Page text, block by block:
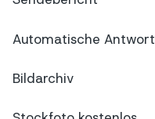
Automatische Antwort
Bildarchiv